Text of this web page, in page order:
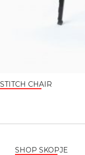
STITCH CHAIR
SHOP SKOPJE